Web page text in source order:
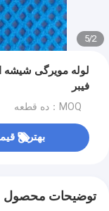
2
/
5
لوله مویرگی
فیبر
MOQ：ده قطعه
بهترین
توضیحات محصول